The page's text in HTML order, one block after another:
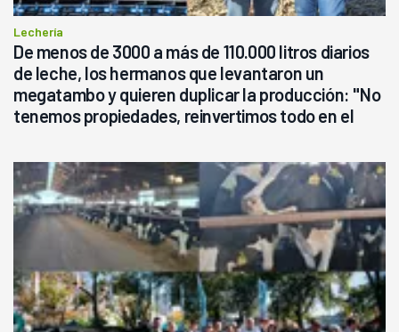
Lechería
De menos de 3000 a más de 110.000 litros diarios
de leche, los hermanos que levantaron un
megatambo y quieren duplicar la producción: "No
tenemos propiedades, reinvertimos todo en el